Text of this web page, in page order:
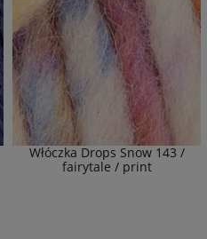
Włóczka Drops Snow 143 /
fairytale / print